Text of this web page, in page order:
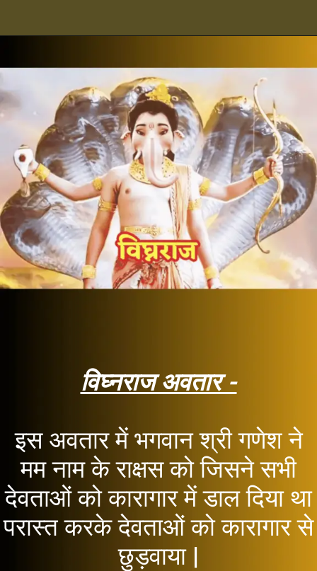
विघ्नराज अवतार -
इस अवतार में भगवान श्री गणेश ने
मम नाम के राक्षस को जिसने सभी
देवताओं को कारागार में डाल दिया था
परास्त करके देवताओं को कारागार से
छुड़वाया |